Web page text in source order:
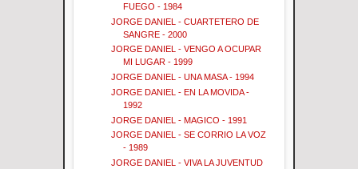
FUEGO - 1984
JORGE DANIEL - CUARTETERO DE
SANGRE - 2000
JORGE DANIEL - VENGO A OCUPAR
MI LUGAR - 1999
JORGE DANIEL - UNA MASA - 1994
JORGE DANIEL - EN LA MOVIDA -
1992
JORGE DANIEL - MAGICO - 1991
JORGE DANIEL - SE CORRIO LA VOZ
- 1989
JORGE DANIEL - VIVA LA JUVENTUD